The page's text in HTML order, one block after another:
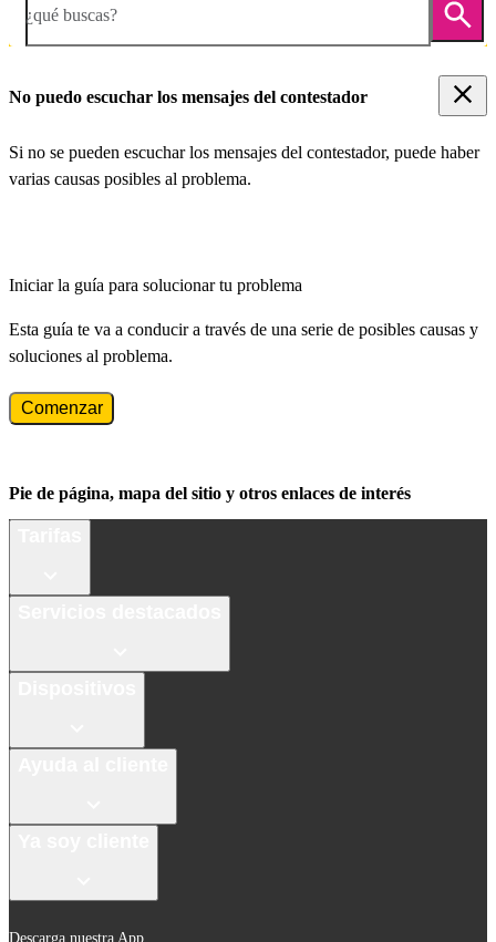
¿qué buscas?
No puedo escuchar los mensajes del contestador
Si no se pueden escuchar los mensajes del contestador, puede haber
varias causas posibles al problema.
Iniciar la guía para solucionar tu problema
Esta guía te va a conducir a través de una serie de posibles causas y
soluciones al problema.
Comenzar
Pie de página, mapa del sitio y otros enlaces de interés
Descarga nuestra App